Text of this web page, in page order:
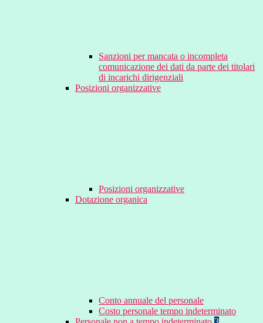
Sanzioni per mancata o incompleta
comunicazione dei dati da parte dei titolari
di incarichi dirigenziali
Posizioni organizzative
Posizioni organizzative
Dotazione organica
Conto annuale del personale
Costo personale tempo indeterminato